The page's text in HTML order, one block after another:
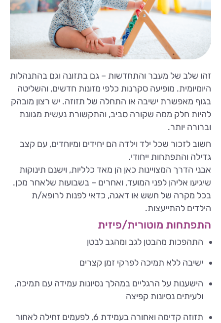
זהו שלב של מעבר והתחדשות – גם בתזונה וגם בהתנהלות
היומיומית. מופיעה סקרנות כלפי מזונות חדשים, והשליטה
בגוף מאפשרת ישיבה או התחלה של תזוזה. יש רצון מובהק
להיות חלק ממה שקורה סביב, והתקשורת נעשית מגוונת
וברורה יותר.
חשוב לזכור שכל ילד וילדה הם יחידים ומיוחדים, עם קצב
גדילה והתפתחות ייחודי.
אבני הדרך המצויינות כאן הן מאד כלליות, וישנם תינוקות
שיגיעו אליהן לפני המועד, ואחרים – בשבועות שלאחר מכן.
בכל מקרה של חשש או דאגה, כדאי לפנות לרופא/ת
הילדים להתייעצות.
התפתחות מוטורית/פיזית
התהפכות מהבטן לגב ומהגב לבטן
ישיבה ללא תמיכה לפרקי זמן קצרים
הישענות על הרגליים במהלך נסיונות עמידה עם תמיכה,
ולעיתים נסיונות קפיצה
תזוזה קדימה ואחורה בעמידת 6, לפעמים זחילה לאחור